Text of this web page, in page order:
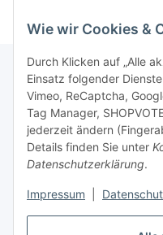
Wie wir Cookies &
Durch Klicken auf „Alle
Einsatz folgender
Vimeo, ReCaptcha,
Tag Manager,
jederzeit ändern
Details finden Sie unter
Datenschutzerklärung.
Impressum
Bitte senden
Datenschutzerklärung
Informationen zu